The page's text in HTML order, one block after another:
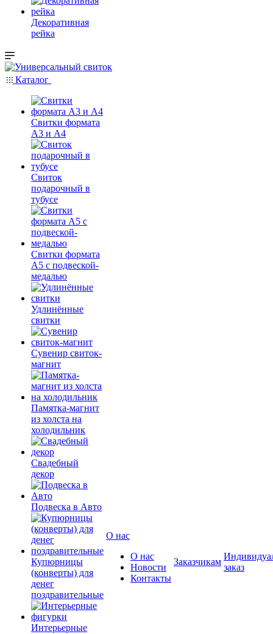
Декоративная
рейка
Каталог
Свитки формата
А3 и А4
Свиток
подарочный в
тубусе
Свитки формата
А5 с подвеской-
медалью
Удлинённые
свитки
Сувенир свиток-
магнит
Памятка-магнит
из холста на
холодильник
Свадебный
декор
Подвеска в Авто
Купюрницы
(конверты) для
денег
поздравительные
Интерьерные
О нас
О нас
Новости
Контакты
Заказчикам
заказ